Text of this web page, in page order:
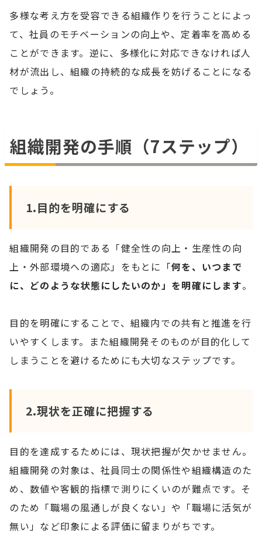
多様な考え方を受容できる組織作りを行うことによっ
て、社員のモチベーションの向上や、定着率を高める
ことができます。逆に、多様化に対応できなければ人
材が流出し、組織の持続的な成長を妨げることになる
でしょう。
組織開発の手順（7ステップ）
1.目的を明確にする
組織開発の目的である「健全性の向上・生産性の向
上・外部環境への適応」をもとに「何を、いつまで
に、どのような状態にしたいのか」を明確にします。
目的を明確にすることで、組織内での共有と推進を行
いやすくします。また組織開発そのものが目的化して
しまうことを避けるためにも大切なステップです。
2.現状を正確に把握する
目的を達成するためには、現状把握が欠かせません。
組織開発の対象は、社員同士の関係性や組織構造のた
め、数値や客観的指標で測りにくいのが難点です。そ
のため「職場の風通しが良くない」や「職場に活気が
無い」など印象による評価に留まりがちです。